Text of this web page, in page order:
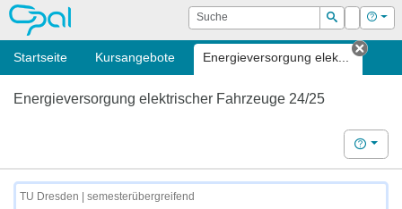
OPAL Suche
Suchen
Login Hilfe
Startseite Kursangebote Energieversorgung elek...
Tab
Energieversorgung elektrischer Fahrzeuge 24/25
Hilfe
TU Dresden | semesterübergreifend